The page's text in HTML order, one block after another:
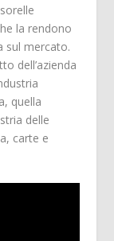
la rendono
sul mercato.
dell’azienda
quella
delle
carte e